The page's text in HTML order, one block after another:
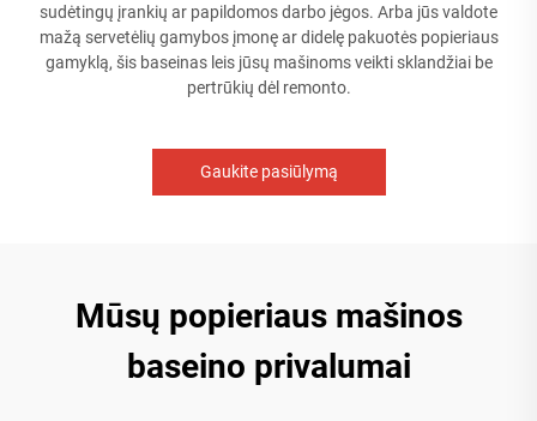
sudėtingų įrankių ar papildomos darbo jėgos. Arba jūs valdote
mažą servetėlių gamybos įmonę ar didelę pakuotės popieriaus
gamyklą, šis baseinas leis jūsų mašinoms veikti sklandžiai be
pertrūkių dėl remonto.
Gaukite pasiūlymą
Mūsų popieriaus mašinos
baseino privalumai